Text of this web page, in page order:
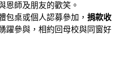
恩師及朋友的歡笑。
包桌或個人認募參加， 捐款收
躍參與，相約回母校與同窗好